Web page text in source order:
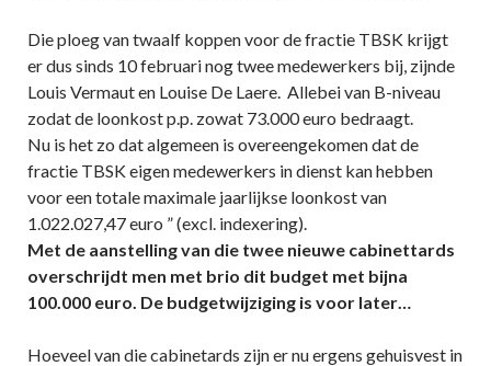
Die ploeg van twaalf koppen voor de fractie TBSK krijgt
er dus sinds 10 februari nog twee medewerkers bij, zijnde
Louis Vermaut en Louise De Laere. Allebei van B-niveau
zodat de loonkost p.p. zowat 73.000 euro bedraagt.
Nu is het zo dat algemeen is overeengekomen dat de
fractie TBSK eigen medewerkers in dienst kan hebben
voor een totale maximale jaarlijkse loonkost van
1.022.027,47 euro ” (excl. indexering).
Met de aanstelling van die twee nieuwe cabinettards
overschrijdt men met brio dit budget met bijna
100.000 euro. De budgetwijziging is voor later…
Hoeveel van die cabinetards zijn er nu ergens gehuisvest in